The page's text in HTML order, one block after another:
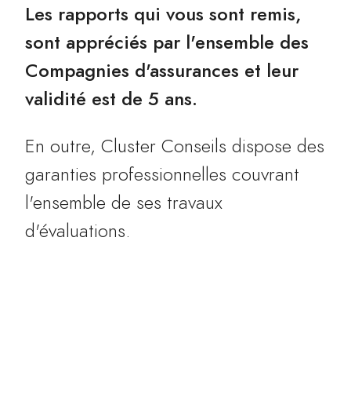
Les rapports qui vous sont remis,
sont appréciés par l'ensemble des
Compagnies d'assurances et leur
validité est de 5 ans.
En outre, Cluster Conseils dispose des
garanties professionnelles couvrant
l'ensemble de ses travaux
d'évaluations.